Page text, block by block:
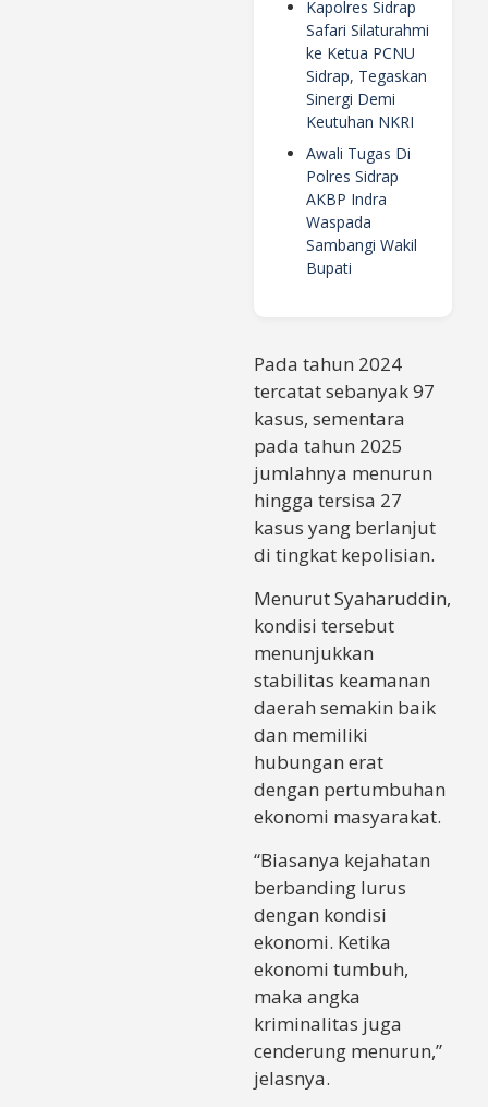
Kapolres Sidrap
Safari Silaturahmi
ke Ketua PCNU
Sidrap, Tegaskan
Sinergi Demi
Keutuhan NKRI
Awali Tugas Di
Polres Sidrap
AKBP Indra
Waspada
Sambangi Wakil
Bupati
Pada tahun 2024
tercatat sebanyak 97
kasus, sementara
pada tahun 2025
jumlahnya menurun
hingga tersisa 27
kasus yang berlanjut
di tingkat kepolisian.
Menurut Syaharuddin,
kondisi tersebut
menunjukkan
stabilitas keamanan
daerah semakin baik
dan memiliki
hubungan erat
dengan pertumbuhan
ekonomi masyarakat.
“Biasanya kejahatan
berbanding lurus
dengan kondisi
ekonomi. Ketika
ekonomi tumbuh,
maka angka
kriminalitas juga
cenderung menurun,”
jelasnya.